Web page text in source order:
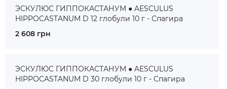
ЭСКУЛЮС ГИППОКАСТАНУМ ● AESCULUS
HIPPOCASTANUM D 12 глобули 10 г - Спагира
2 608 грн
ЭСКУЛЮС ГИППОКАСТАНУМ ● AESCULUS
HIPPOCASTANUM D 30 глобули 10 г - Спагира